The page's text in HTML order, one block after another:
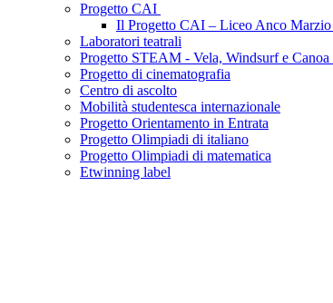
Progetto CAI
Il Progetto CAI – Liceo Anco Marzio
Laboratori teatrali
Progetto STEAM - Vela, Windsurf e
Progetto di cinematografia
Centro di ascolto
Mobilità studentesca internazionale
Progetto Orientamento in Entrata
Progetto Olimpiadi di italiano
Progetto Olimpiadi di matematica
Etwinning label